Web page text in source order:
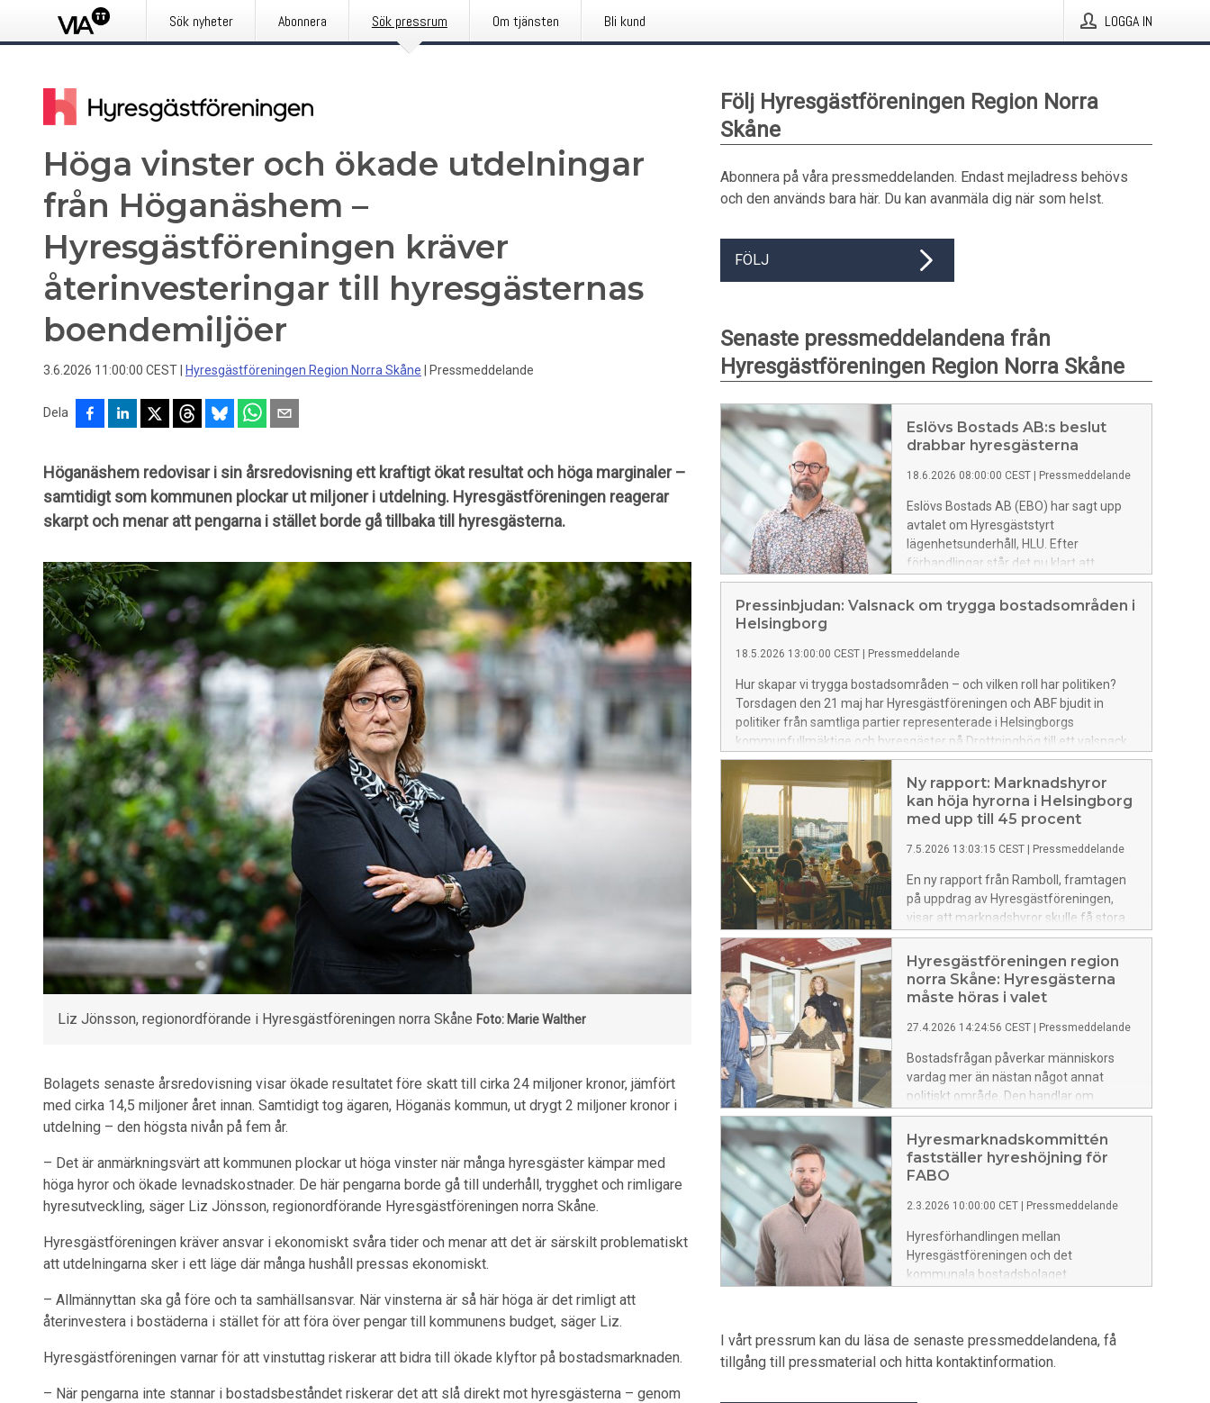
Sök nyheter Abonnera Sök pressrum Om tjänsten Bli kund LOGGA IN
Höga vinster och ökade utdelningar
från Höganäshem –
Hyresgästföreningen kräver
återinvesteringar till hyresgästernas
boendemiljöer
3.6.2026 11:00:00 CEST Hyresgästföreningen Region Norra Skåne Pressmeddelande
Dela
Höganäshem redovisar i sin årsredovisning ett kraftigt ökat resultat och höga marginaler –
samtidigt som kommunen plockar ut miljoner i utdelning. Hyresgästföreningen reagerar
skarpt och menar att pengarna i stället borde gå tillbaka till hyresgästerna.
Liz Jönsson, regionordförande i Hyresgäst­föreningen norra Skåne Foto: Marie Walther
Bolagets senaste årsredovisning visar ökade resultatet före skatt till cirka 24 miljoner kronor, jämfört
med cirka 14,5 miljoner året innan. Samtidigt tog ägaren, Höganäs kommun, ut drygt 2 miljoner kronor i
utdelning – den högsta nivån på fem år.
– Det är anmärkningsvärt att kommunen plockar ut höga vinster när många hyresgäster kämpar med
höga hyror och ökade levnadskostnader. De här pengarna borde gå till underhåll, trygghet och rimligare
hyresutveckling, säger Liz Jönsson, regionordförande Hyresgästföreningen norra Skåne.
Hyresgästföreningen kräver ansvar i ekonomiskt svåra tider och menar att det är särskilt problematiskt
att utdelningarna sker i ett läge där många hushåll pressas ekonomiskt.
– Allmännyttan ska gå före och ta samhällsansvar. När vinsterna är så här höga är det rimligt att
återinvestera i bostäderna i stället för att föra över pengar till kommunens budget, säger Liz.
Hyresgästföreningen varnar för att vinstuttag riskerar att bidra till ökade klyftor på bostadsmarknaden.
– När pengarna inte stannar i bostadsbeståndet riskerar det att slå direkt mot hyresgästerna – genom
Följ Hyresgästföreningen Region Norra
Skåne
Abonnera på våra pressmeddelanden. Endast mejladress behövs
och den används bara här. Du kan avanmäla dig när som helst.
FÖLJ
Senaste pressmeddelandena från
Hyresgästföreningen Region Norra Skåne
Eslövs Bostads AB:s beslut
drabbar hyresgästerna
18.6.2026 08:00:00 CEST Pressmeddelande
Eslövs Bostads AB (EBO) har sagt upp
avtalet om Hyresgäststyrt
lägenhetsunderhåll, HLU. Efter
förhandlingar står det nu klart att
systemet avvecklas – något som enligt
Hyresgästföreningen innebär att
Pressinbjudan: Valsnack om trygga bostadsområden i
Helsingborg
18.5.2026 13:00:00 CEST Pressmeddelande
Hur skapar vi trygga bostadsområden – och vilken roll har politiken?
Torsdagen den 21 maj har Hyresgästföreningen och ABF bjudit in
politiker från samtliga partier representerade i Helsingborgs
kommunfullmäktige och hyresgäster på Drottninghög till ett valsnack.
Ny rapport: Marknadshyror
kan höja hyrorna i Helsingborg
med upp till 45 procent
7.5.2026 13:03:15 CEST Pressmeddelande
En ny rapport från Ramboll, framtagen
på uppdrag av Hyresgästföreningen,
visar att marknadshyror skulle få stora
konsekvenser för hyresgäster i
Helsingborg. I genomsnitt skulle hyrorna
kunna öka med 10 procent i staden. På
Tågaborg handlar det om höjningar på
Hyresgästföreningen region
norra Skåne: Hyresgästerna
måste höras i valet
27.4.2026 14:24:56 CEST Pressmeddelande
Bostadsfrågan påverkar människors
vardag mer än nästan något annat
politiskt område. Den handlar om
tryggheten i att ha ett hem, i ett tryggt
bostadsområde. Om rimliga hyror och
om möjligheten att planera sitt liv utan
oro för plötsliga och kraftiga hyres­
villkor att hamna i skymundan i den
politiska debatten. Det konstaterar
Hyresgästföreningen region norra
Skåne (omfattar kommuner i Skåne och
Halland) i ett uttalande som antogs vid
Hyresmarknadskommittén
fastställer hyreshöjning för
FABO
2.3.2026 10:00:00 CET Pressmeddelande
Hyresförhandlingen mellan
Hyresgästföreningen och det
kommunala bostadsbolaget
Hyresmarknadskommittén (HMK)
fastställt hyresnivån. Beslutet innebär
I vårt pressrum kan du läsa de senaste pressmeddelandena, få
tillgång till pressmaterial och hitta kontaktinformation.